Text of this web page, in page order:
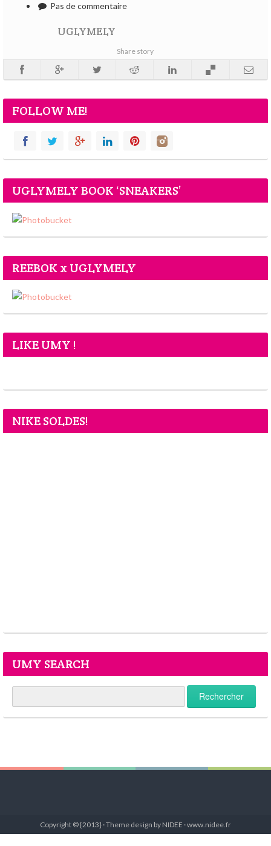
Pas de commentaire
UGLYMELY
Share story
FOLLOW ME!
UGLYMELY BOOK ‘SNEAKERS’
REEBOK x UGLYMELY
LIKE UMY !
NIKE SOLDES!
UMY SEARCH
Copyright © {2013} · Theme design by NIDEE · www.nidee.fr